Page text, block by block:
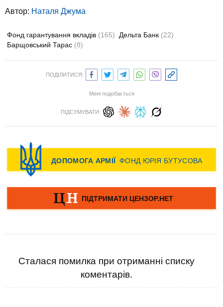
Автор: Наталя Джума
Фонд гарантування вкладів (165) Дельта Банк (22)
Барщовський Тарас (8)
ПОДІЛИТИСЯ:
Мені подобається
ПІДСУМУВАТИ:
Сталася помилка при отриманні списку
коментарів.